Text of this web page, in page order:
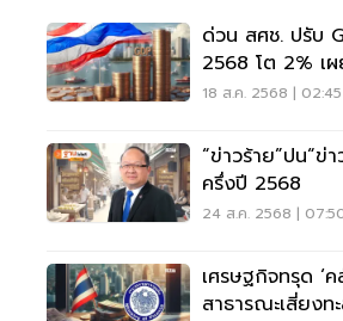
ด่วน สศช. ปรับ
2568 โต 2% เ
บวก 2.8%
18 ส.ค. 2568 |
“ข่าวร้าย”ปน“ข่
ครึ่งปี 2568
24 ส.ค. 2568 |
เศรษฐกิจทรุด ‘
สาธารณะเสี่ยงท